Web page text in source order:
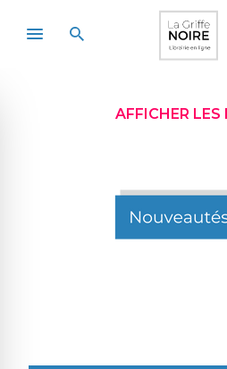
AFFICHER LES